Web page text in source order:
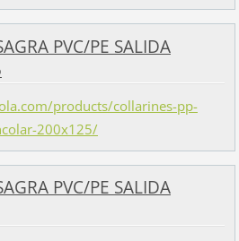
PVC/PE SALIDA
products/collarines-pp-
200x125/
PVC/PE SALIDA